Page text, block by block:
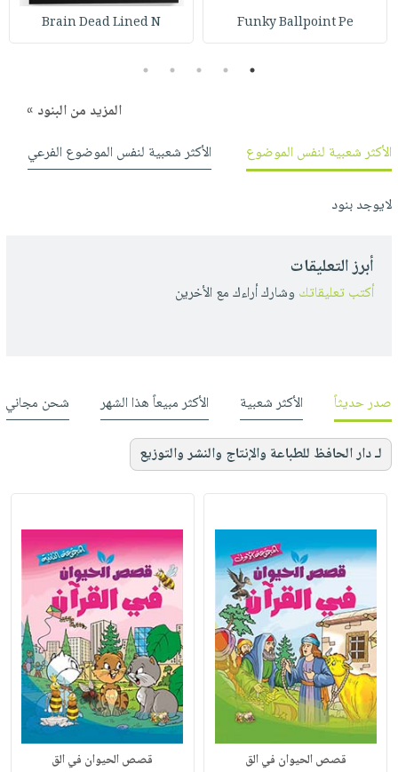
فيديوهات
أسئلة
وفرات
كتابك
معنا
عربة
التسوق
Funky Ballpoint Pe
Brain Dead Lined N
1
2
3
4
5
المزيد من البنود »
الأكثر شعبية لنفس الموضوع
الأكثر شعبية لنفس الموضوع الفرعي
لايوجد بنود
أبرز التعليقات
أكتب تعليقاتك وشارك أراءك مع الأخرين
صدر حديثاً الأكثر شعبية الأكثر مبيعاً هذا الشهر شحن مجاني
لـ دار الحافظ للطباعة والإنتاج والنشر والتوزيع
قصص الحيوان في الق قصص الحيوان في الق